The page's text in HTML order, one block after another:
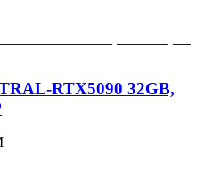
RTX5090 32GB,